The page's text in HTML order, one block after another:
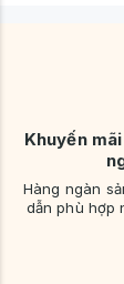
Khuyến
Hàng ngàn
dẫn phù hợp